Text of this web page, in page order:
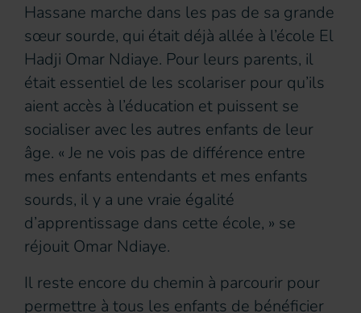
Hassane marche dans les pas de sa grande
sœur sourde, qui était déjà allée à l’école El
Hadji Omar Ndiaye. Pour leurs parents, il
était essentiel de les scolariser pour qu’ils
aient accès à l’éducation et puissent se
socialiser avec les autres enfants de leur
âge. « Je ne vois pas de différence entre
mes enfants entendants et mes enfants
sourds, il y a une vraie égalité
d’apprentissage dans cette école, » se
réjouit Omar Ndiaye.
Il reste encore du chemin à parcourir pour
permettre à tous les enfants de bénéficier